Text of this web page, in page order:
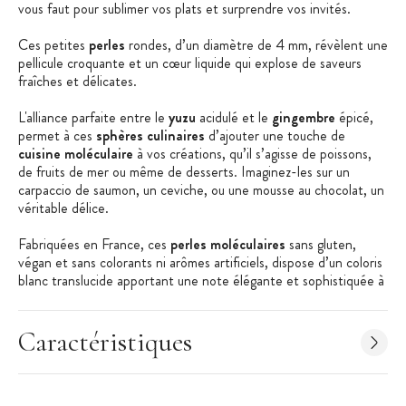
vous faut pour sublimer vos plats et surprendre vos invités.
Ces petites perles rondes, d’un diamètre de 4 mm, révèlent une
pellicule croquante et un cœur liquide qui explose de saveurs
fraîches et délicates.
L'alliance parfaite entre le yuzu acidulé et le gingembre épicé,
permet à ces sphères culinaires d’ajouter une touche de
cuisine moléculaire à vos créations, qu’il s’agisse de poissons,
de fruits de mer ou même de desserts. Imaginez-les sur un
carpaccio de saumon, un ceviche, ou une mousse au chocolat, un
véritable délice.
Fabriquées en France, ces perles moléculaires sans gluten,
végan et sans colorants ni arômes artificiels, dispose d’un coloris
blanc translucide apportant une note élégante et sophistiquée à
Faites entrer la fraîcheur duyuzu
dans votre cuisine pour transformer vos repas en véritables
œuvres d’art gustatives avec lesperles yuzu gingembrede
Caractéristiques